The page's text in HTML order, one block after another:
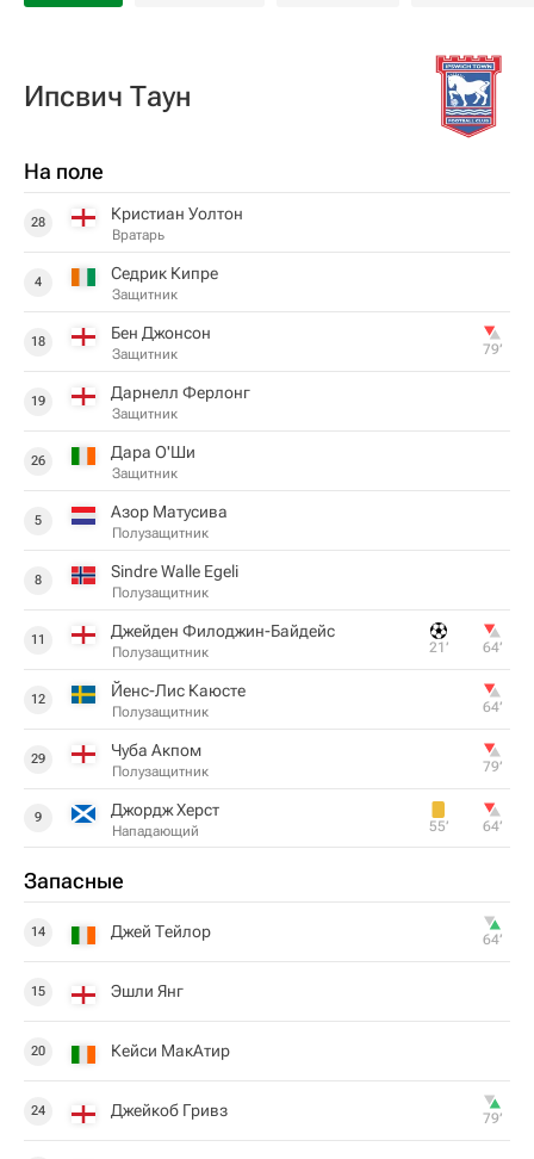
Ипсвич Таун
На поле
28 Кристиан Уолтон
Вратарь
4 Седрик Кипре
Защитник
18 Бен Джонсон
Защитник 79‎’‎
19 Дарнелл Ферлонг
Защитник
26 Дара О'Ши
Защитник
5 Азор Матусива
Полузащитник
8 Sindre Walle Egeli
Полузащитник
11 Джейден Филоджин-Байдейс
Полузащитник 21‎’‎ 64‎’‎
12 Йенс-Лис Каюсте
Полузащитник 64‎’‎
29 Чуба Акпом
Полузащитник 79‎’‎
9 Джордж Херст
Нападающий 55‎’‎ 64‎’‎
Запасные
14 Джей Тейлор 64‎’‎
15 Эшли Янг
20 Кейси МакАтир
24 Джейкоб Гривз 79‎’‎